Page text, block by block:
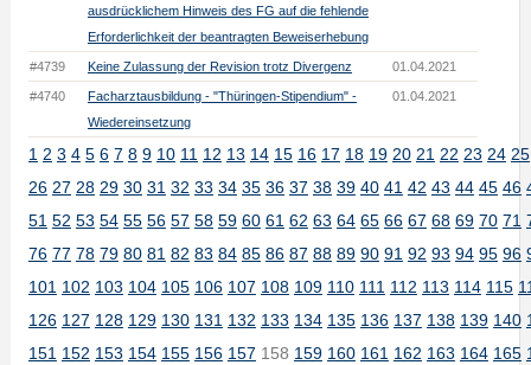
ausdrücklichem Hinweis des FG auf die fehlende
Erforderlichkeit der beantragten Beweiserhebung
#4739 Keine Zulassung der Revision trotz Divergenz 01.04.2021
#4740
Facharztausbildung - "Thüringen-Stipendium" -
Wiedereinsetzung
01.04.2021
1 2 3 4 5 6 7 8 9 10 11 12 13 14 15 16 17 18 19 20 21 22 23 24 25
26 27 28 29 30 31 32 33 34 35 36 37 38 39 40 41 42 43 44 45 46
51 52 53 54 55 56 57 58 59 60 61 62 63 64 65 66 67 68 69 70 71
76 77 78 79 80 81 82 83 84 85 86 87 88 89 90 91 92 93 94 95 96
101 102 103 104 105 106 107 108 109 110 111 112 113 114 115
126 127 128 129 130 131 132 133 134 135 136 137 138 139 140
151 152 153 154 155 156 157 158 159 160 161 162 163 164 165